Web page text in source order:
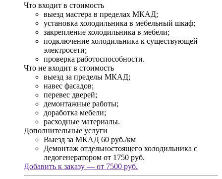
Что входит в стоимость
выезд мастера в пределах МКАД;
установка холодильника в мебельный шкаф;
закрепление холодильника в мебели;
подключение холодильника к существующей
электросети;
проверка работоспособности.
Что не входит в стоимость
выезд за пределы МКАД;
навес фасадов;
перевес дверей;
демонтажные работы;
доработка мебели;
расходные материалы.
Дополнительные услуги
Выезд за МКАД 60 руб./км
Демонтаж отдельностоящего холодильника с
ледогенератором от 1750 руб.
Добавить к заказу — от 7500 руб.